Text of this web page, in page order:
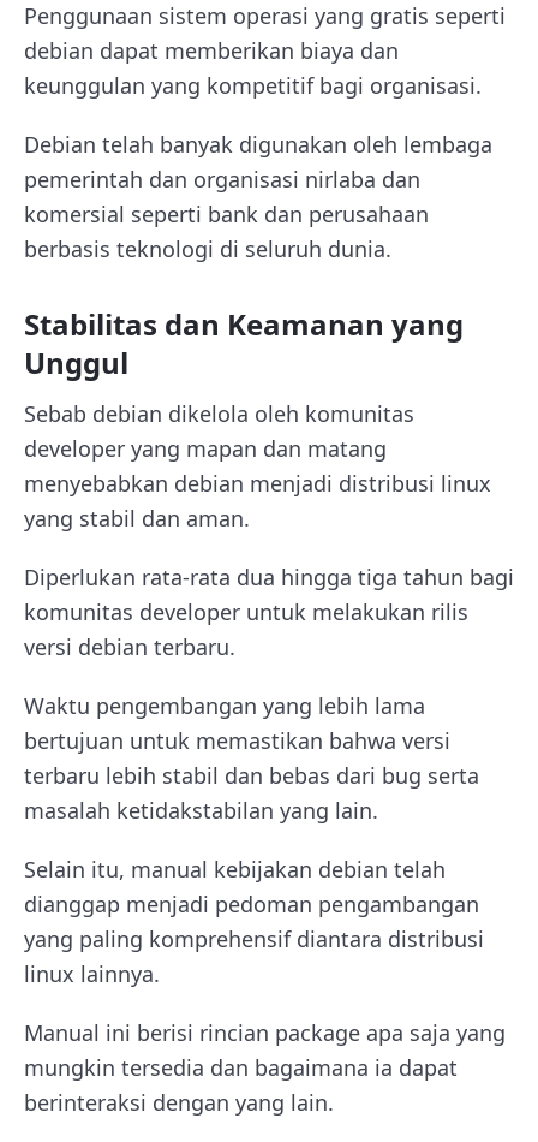
Penggunaan sistem operasi yang gratis seperti
debian dapat memberikan biaya dan
keunggulan yang kompetitif bagi organisasi.
Debian telah banyak digunakan oleh lembaga
pemerintah dan organisasi nirlaba dan
komersial seperti bank dan perusahaan
berbasis teknologi di seluruh dunia.
Stabilitas dan Keamanan yang
Unggul
Sebab debian dikelola oleh komunitas
developer yang mapan dan matang
menyebabkan debian menjadi distribusi linux
yang stabil dan aman.
Diperlukan rata-rata dua hingga tiga tahun bagi
komunitas developer untuk melakukan rilis
versi debian terbaru.
Waktu pengembangan yang lebih lama
bertujuan untuk memastikan bahwa versi
terbaru lebih stabil dan bebas dari bug serta
masalah ketidakstabilan yang lain.
Selain itu, manual kebijakan debian telah
dianggap menjadi pedoman pengambangan
yang paling komprehensif diantara distribusi
linux lainnya.
Manual ini berisi rincian package apa saja yang
mungkin tersedia dan bagaimana ia dapat
berinteraksi dengan yang lain.